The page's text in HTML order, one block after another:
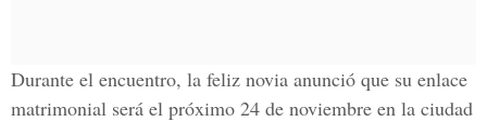
Durante el encuentro, la feliz novia anunció que su enlace
matrimonial será el próximo 24 de noviembre en la ciudad